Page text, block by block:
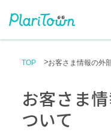
TOP お客さま情報の外
お客さま
ついて